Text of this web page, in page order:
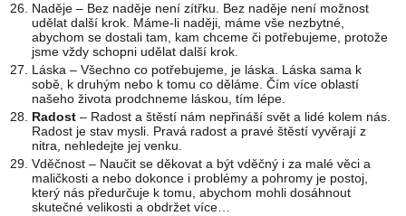
Naděje – Bez naděje není zítřku. Bez naděje není možnost
udělat další krok. Máme-li naději, máme vše nezbytné,
abychom se dostali tam, kam chceme či potřebujeme, protože
jsme vždy schopni udělat další krok.
Láska – Všechno co potřebujeme, je láska. Láska sama k
sobě, k druhým nebo k tomu co děláme. Čím více oblastí
našeho života prodchneme láskou, tím lépe.
Radost – Radost a štěstí nám nepřináší svět a lidé kolem nás.
Radost je stav mysli. Pravá radost a pravé štěstí vyvěrají z
nitra, nehledejte jej venku.
Vděčnost – Naučit se děkovat a být vděčný i za malé věci a
maličkosti a nebo dokonce i problémy a pohromy je postoj,
který nás předurčuje k tomu, abychom mohli dosáhnout
skutečné velikosti a obdržet více…